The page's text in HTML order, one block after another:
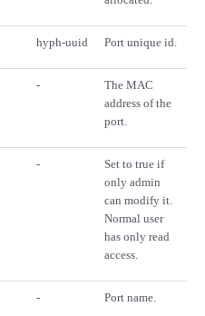
hyph-uuid Port unique id.
-
The MAC
address of the
port.
-
Set to true if
only admin
can modify it.
Normal user
has only read
access.
- Port name.